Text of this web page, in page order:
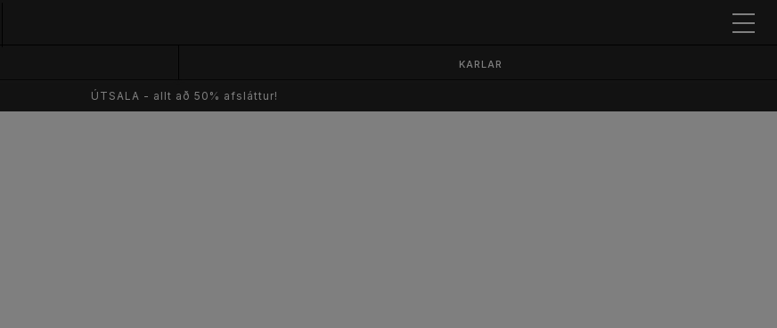
KARLAR
ÚTSALA - allt að 50% afsláttur!